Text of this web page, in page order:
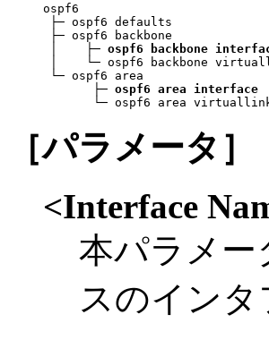
ospf6
├─ ospf6 defaults
├─ ospf6 backbone
│    ├─ ospf6 backbone
│    └─ ospf6 backbone
└─ ospf6 area
       ├─
ospf6 area interface
└─ ospf6 area
［パラメータ］
<Interface
本パラメー
スのイン